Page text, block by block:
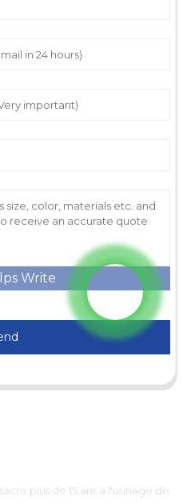
Write
plus de 15 ans à l'usinage de